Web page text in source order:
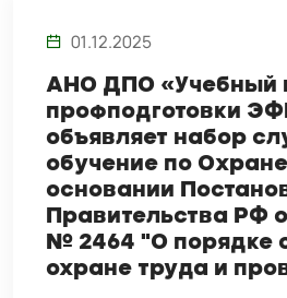
01.12.2025
АНО ДПО «Учебный
профподготовки
объявляет набор
обучение по
основании
Правительства РФ
№ 2464 "О порядке
охране труда и